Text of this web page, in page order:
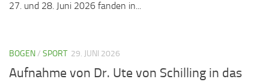
27. und 28. Juni 2026 fanden in...
BOGEN/ SPORT 29. JUNI 2026
Aufnahme von Dr. Ute von Schilling in das